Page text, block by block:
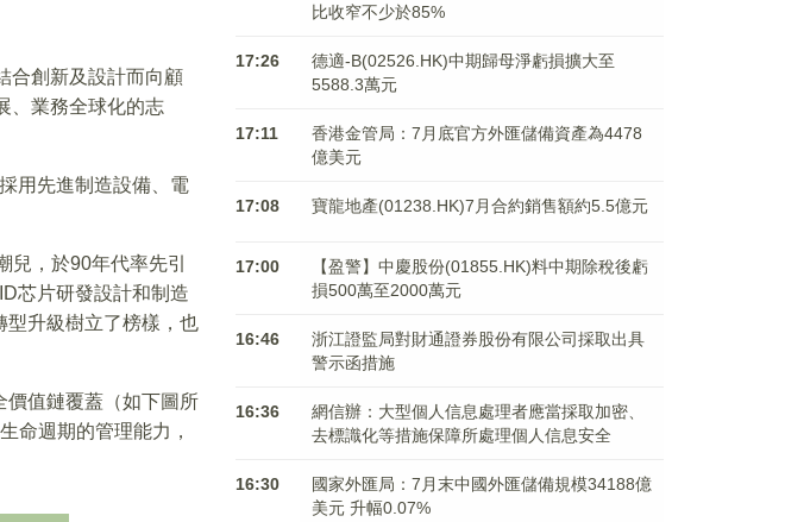
合創新及設計而向顧
、業務全球化的志
用先進制造設備、電
，於90年代率先引
芯片研發設計和制造
型升級樹立了榜樣，也
價值鏈覆蓋（如下圖所
命週期的管理能力，
比收窄不少於85%
17:26
德適-B(02526.HK)中期歸母淨虧損擴大至
5588.3萬元
17:11
香港金管局：7月底官方外匯儲備資產為4478
億美元
17:08 寶龍地產(01238.HK)7月合約銷售額約5.5億元
17:00
【盈警】中慶股份(01855.HK)料中期除稅後虧
損500萬至2000萬元
16:46
浙江證監局對財通證券股份有限公司採取出具
警示函措施
16:36
網信辦：大型個人信息處理者應當採取加密、
去標識化等措施保障所處理個人信息安全
16:30
國家外匯局：7月末中國外匯儲備規模34188億
美元 升幅0.07%